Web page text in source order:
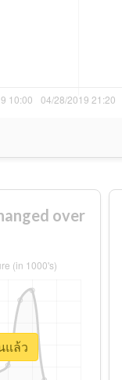
over
แล้ว